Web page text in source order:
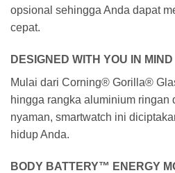
opsional sehingga Anda dapat
cepat.
DESIGNED WITH YOU IN MIND
Mulai dari Corning® Gorilla®
hingga rangka aluminium ringan
nyaman, smartwatch ini
hidup Anda.
BODY BATTERY™ ENERGY